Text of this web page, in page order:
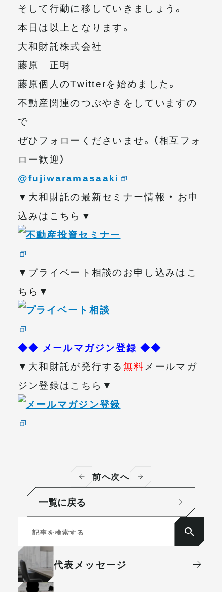
そして行動に移していきましょう。
本日は以上となります。
大和財託株式会社
藤原 正明
藤原個人のTwitterを始めました。
不動産関連のつぶやきをしていますの
で
ぜひフォローくださいませ。（相互フォ
ロー歓迎）
@fujiwaramasaaki
▼大和財託の最新セミナー情報 ・ お申
込みはこちら▼
▼プライベート相談のお申し込みはこ
ちら▼
◆◆ メールマガジン登録 ◆◆
▼大和財託が発行する無料メールマガ
ジン登録はこちら▼
前へ次へ
一覧に戻る
代表メッセージ